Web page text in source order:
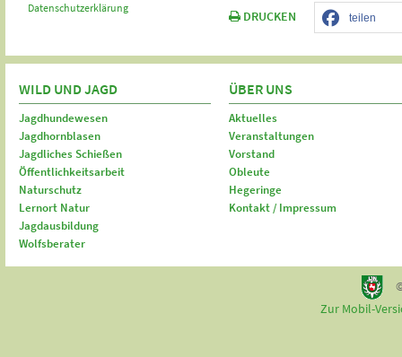
Datenschutzerklärung
DRUCKEN teilen
WILD UND JAGD
Jagdhundewesen
Jagdhornblasen
Jagdliches Schießen
Öffentlichkeitsarbeit
Naturschutz
Lernort Natur
Jagdausbildung
Wolfsberater
ÜBER UNS
Aktuelles
Veranstaltungen
Vorstand
Obleute
Hegeringe
Kontakt / Impressum
Zur Mobil-